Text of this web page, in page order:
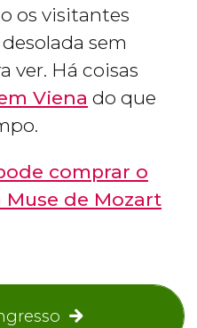
os visitantes
sem
ver. Há coisas
Viena do que
comprar o
Muse de Mozart